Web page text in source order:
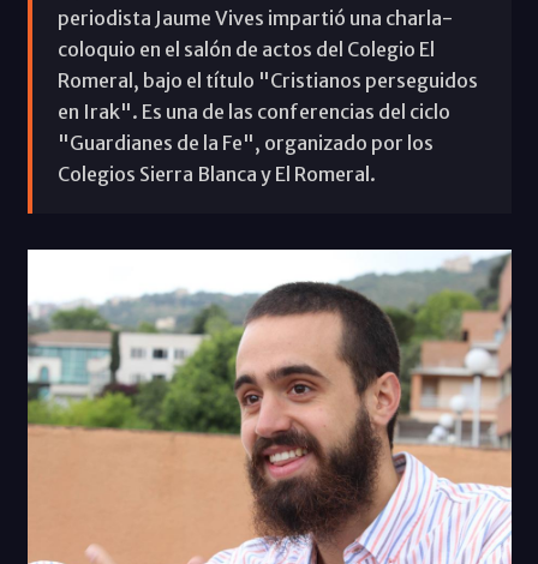
periodista Jaume Vives impartió una charla-
coloquio en el salón de actos del Colegio El
Romeral, bajo el título "Cristianos perseguidos
en Irak". Es una de las conferencias del ciclo
"Guardianes de la Fe", organizado por los
Colegios Sierra Blanca y El Romeral.